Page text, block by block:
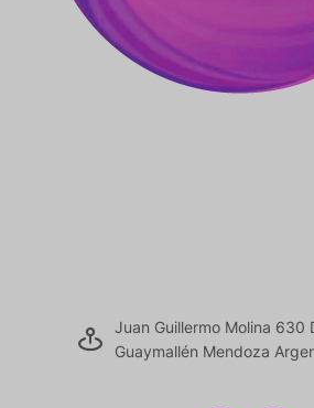
Juan Guillermo Molina 630
Guaymallén Mendoza